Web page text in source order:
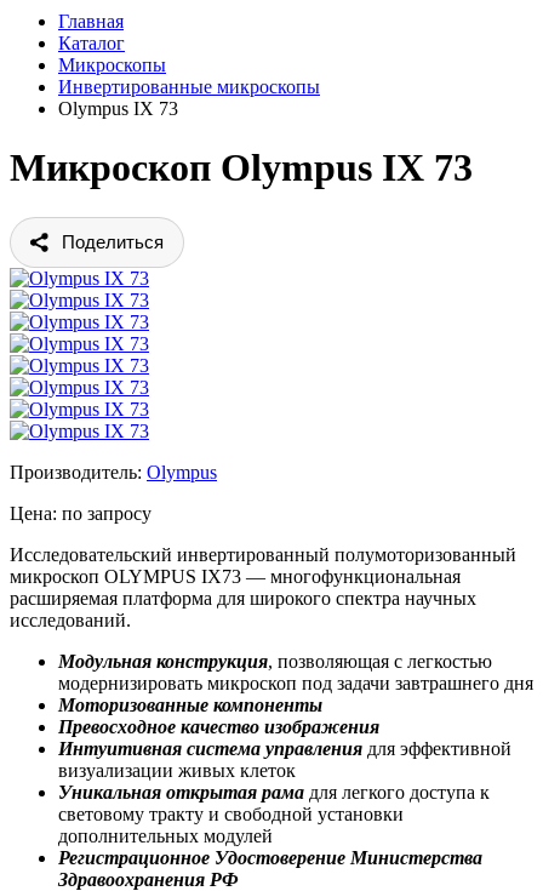
Главная
Каталог
Микроскопы
Инвертированные микроскопы
Olympus IX 73
Микроскоп Olympus IX 73
Поделиться
Производитель: Olympus
Цена: по запросу
Исследовательский инвертированный полумоторизованный
микроскоп OLYMPUS IX73 — многофункциональная
расширяемая платформа для широкого спектра научных
исследований.
Модульная конструкция, позволяющая с легкостью
модернизировать микроскоп под задачи завтрашнего дня
Моторизованные компоненты
Превосходное качество изображения
Интуитивная система управления для эффективной
визуализации живых клеток
Уникальная открытая рама для легкого доступа к
световому тракту и свободной установки
дополнительных модулей
Регистрационное Удостоверение Министерства
Здравоохранения РФ